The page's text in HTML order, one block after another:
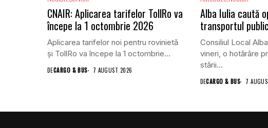
CNAIR: Aplicarea tarifelor TollRo va
începe la 1 octombrie 2026
Aplicarea tarifelor noi pentru rovinietă
și TollRo va începe la 1 octombrie...
DECARGO & BUS 7 AUGUST 2026
Alba Iulia caută
transportul public
Consiliul Local
vineri, o hotărâre
stării...
DECARGO & BUS 7